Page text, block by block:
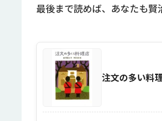
最後まで読めば、あなたも賢
注文の多い料